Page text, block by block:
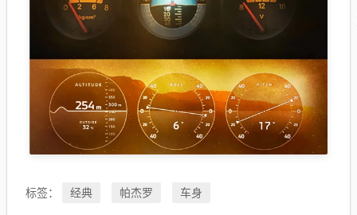
标签： 经典 帕杰罗 车身